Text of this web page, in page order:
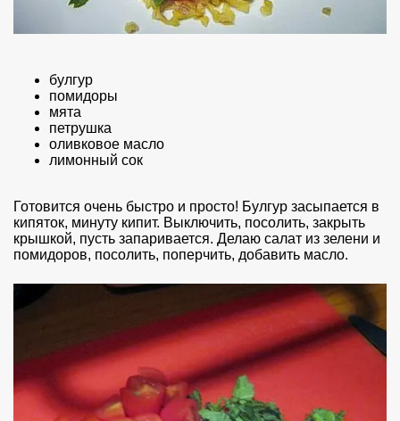
булгур
помидоры
мята
петрушка
оливковое масло
лимонный сок
Готовится очень быстро и просто! Булгур засыпается в
кипяток, минуту кипит. Выключить, посолить, закрыть
крышкой, пусть запаривается. Делаю салат из зелени и
помидоров, посолить, поперчить, добавить масло.